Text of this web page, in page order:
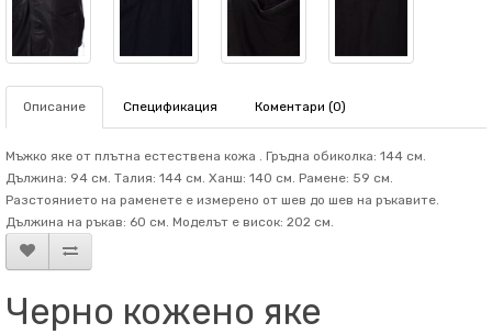
Описание Спецификация Коментари (0)
Мъжко яке от плътна естествена кожа . Гръдна обиколка: 144 см.
Дължина: 94 см. Талия: 144 см. Ханш: 140 см. Рамене: 59 см.
Разстоянието на раменете е измерено от шев до шев на ръкавите.
Дължина на ръкав: 60 см. Mоделът е висок: 202 см.
Черно кожено яке